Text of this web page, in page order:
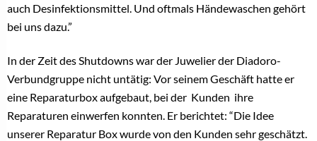
auch Desinfektionsmittel. Und oftmals Händewaschen gehört
bei uns dazu.”
In der Zeit des Shutdowns war der Juwelier der Diadoro-
Verbundgruppe nicht untätig: Vor seinem Geschäft hatte er
eine Reparaturbox aufgebaut, bei der Kunden ihre
Reparaturen einwerfen konnten. Er berichtet: “Die Idee
unserer Reparatur Box wurde von den Kunden sehr geschätzt.